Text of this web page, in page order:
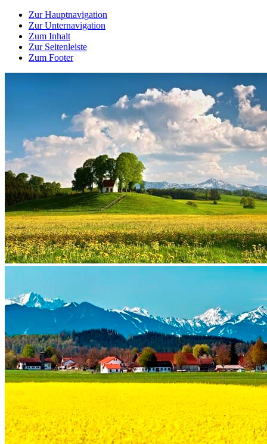
Zur Hauptnavigation
Zur Unternavigation
Zum Inhalt
Zur Seitenleiste
Zum Footer